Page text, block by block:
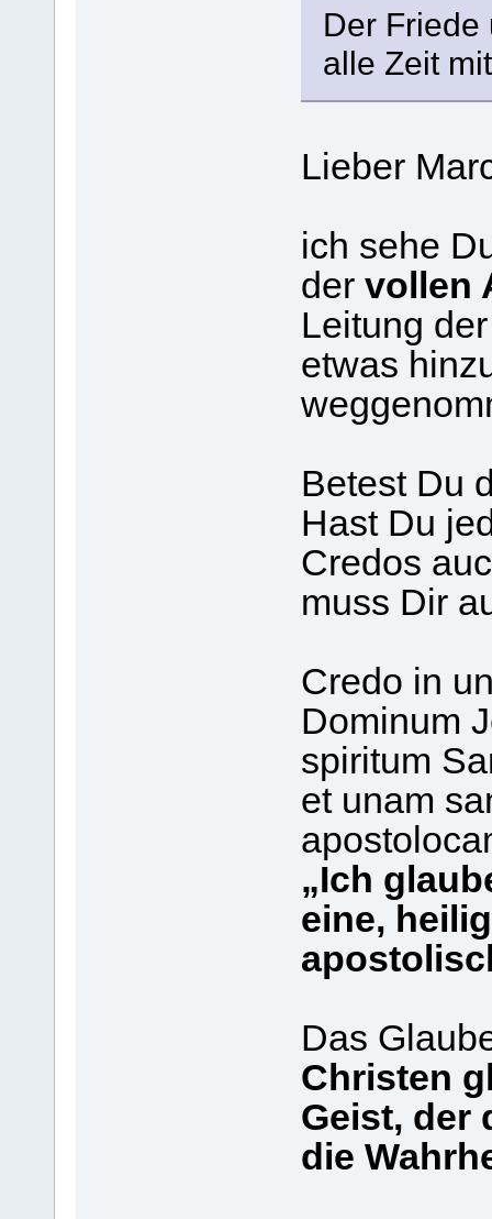
Der Friede
alle Zeit
Lieber
ich sehe
der vollen
Leitung
etwas
Betest Du
Hast Du
Credos
muss Dir
Credo in
Dominum
spiritum
et unam
„Ich
eine,
Das
Christen
Geist, der
die